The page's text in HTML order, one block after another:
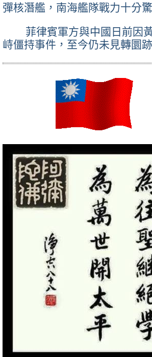
彈核潛艦，南海艦隊戰力十分
菲律賓軍方與中國日前因黃
峙僵持事件，至今仍未見轉圜